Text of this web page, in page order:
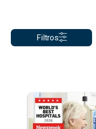
Filtros